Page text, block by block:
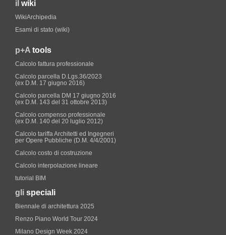
il wiki
WikiArchipedia
Esami di stato (wiki)
p+A tools
Calcolo fattura professionale
Calcolo parcella D.Lgs.36/2023
(ex D.M. 17 giugno 2016)
Calcolo parcella DM 17 giugno 2016
(ex D.M. 143 del 31 ottobre 2013)
Calcolo compenso professionale
(ex D.M. 140 del 20 luglio 2012)
Calcolo tariffa Architetti ed Ingegneri
per Opere Pubbliche (D.M. 4/4/2001)
Calcolo costo di costruzione
Calcolo interpolazione lineare
tutorial BIM
gli speciali
Biennale di architettura 2025
Renzo Piano World Tour 2024
Milano Design Week 2024